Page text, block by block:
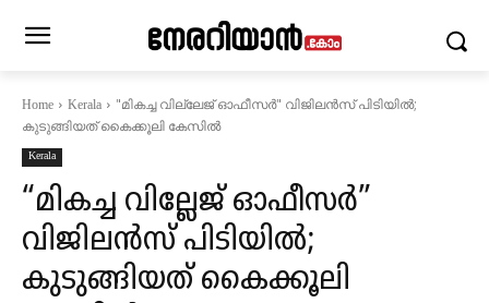
Home Kerala
"മികച്ച വില്ലേജ് ഓഫീസർ" വിജിലൻസ് പിടിയിൽ;
കുടുങ്ങിയത് കൈക്കൂലി കേസിൽ
Kerala
“മികച്ച വില്ലേജ് ഓഫീസർ”
വിജിലൻസ് പിടിയിൽ;
കുടുങ്ങിയത് കൈക്കൂലി